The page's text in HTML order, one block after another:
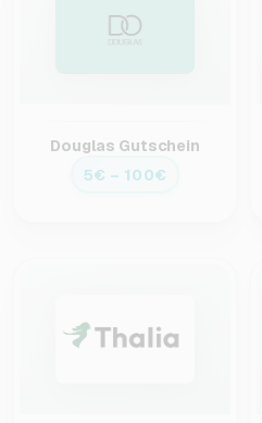
Douglas Gutschein
5€ – 100€